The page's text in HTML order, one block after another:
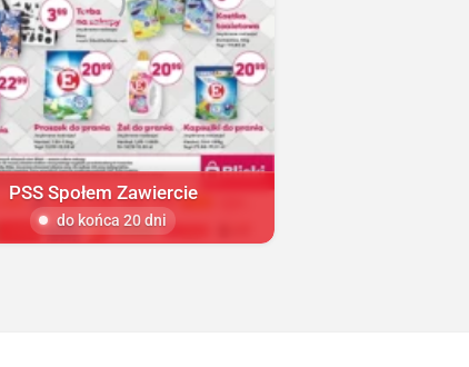
PSS Społem Zawiercie
do końca 20 dni